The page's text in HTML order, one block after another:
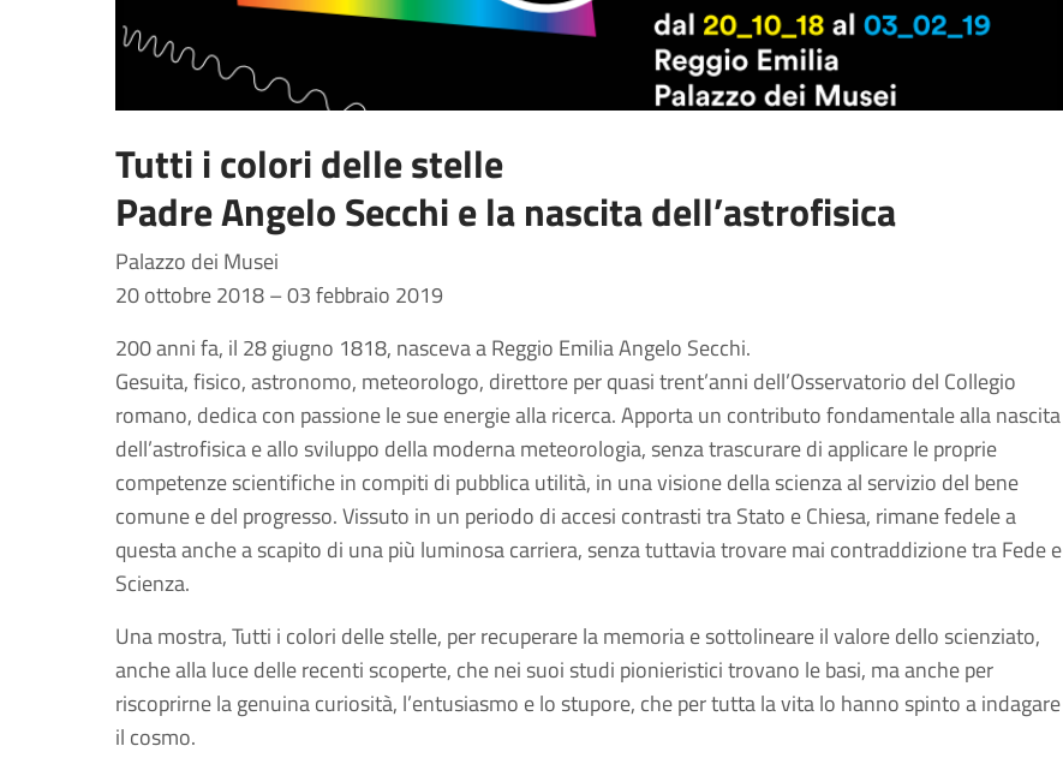
Tutti i colori delle stelle
Padre Angelo Secchi e la nascita dell’astrofisica
Palazzo dei Musei
20 ottobre 2018 – 03 febbraio 2019
200 anni fa, il 28 giugno 1818, nasceva a Reggio Emilia Angelo Secchi.
Gesuita, fisico, astronomo, meteorologo, direttore per quasi trent’anni dell’Osservatorio del Collegio
romano, dedica con passione le sue energie alla ricerca. Apporta un contributo fondamentale alla nascita
dell’astrofisica e allo sviluppo della moderna meteorologia, senza trascurare di applicare le proprie
competenze scientifiche in compiti di pubblica utilità, in una visione della scienza al servizio del bene
comune e del progresso. Vissuto in un periodo di accesi contrasti tra Stato e Chiesa, rimane fedele a
questa anche a scapito di una più luminosa carriera, senza tuttavia trovare mai contraddizione tra Fede e
Scienza.
Una mostra, Tutti i colori delle stelle, per recuperare la memoria e sottolineare il valore dello scienziato,
anche alla luce delle recenti scoperte, che nei suoi studi pionieristici trovano le basi, ma anche per
riscoprirne la genuina curiosità, l’entusiasmo e lo stupore, che per tutta la vita lo hanno spinto a indagare
il cosmo.